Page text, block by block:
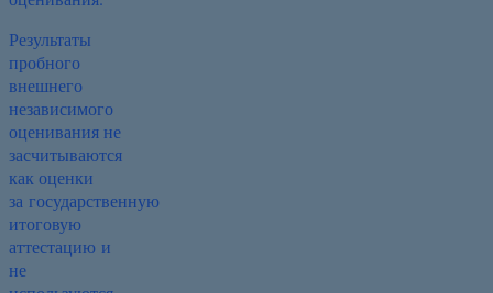
Результаты
пробного
внешнего
независимого
оценивания не
засчитываются
как оценки
за государственную
итоговую
аттестацию и
не